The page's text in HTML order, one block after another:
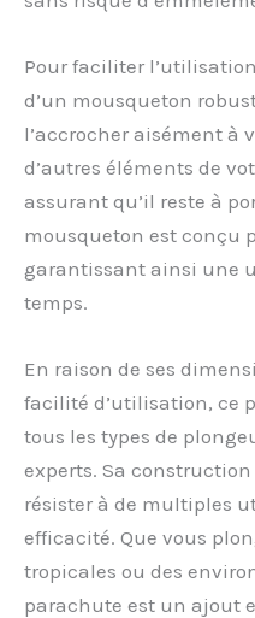
Pour faciliter
d’un mousqueton
l’accrocher aisément à
d’autres éléments de
assurant qu’il reste à
mousqueton est conçu
garantissant ainsi une
temps.
En raison de ses
facilité d’utilisation, ce
tous les types de
experts. Sa
résister à de multiples
efficacité. Que vous
tropicales ou des
parachute est un ajout